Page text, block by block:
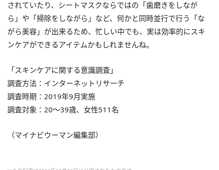
されていたり、シートマスクならではの「歯磨きをしなが
ら」や「掃除をしながら」など、何かと同時並行で行う「な
がら美容」が出来るため、忙しい中でも、実は効率的にスキ
ンケアができるアイテムかもしれませんね。
「スキンケアに関する意識調査」
調査方法：インターネットリサーチ
調査時期：2019年9月実施
調査対象：20～39歳、女性511名
（マイナビウーマン編集部）